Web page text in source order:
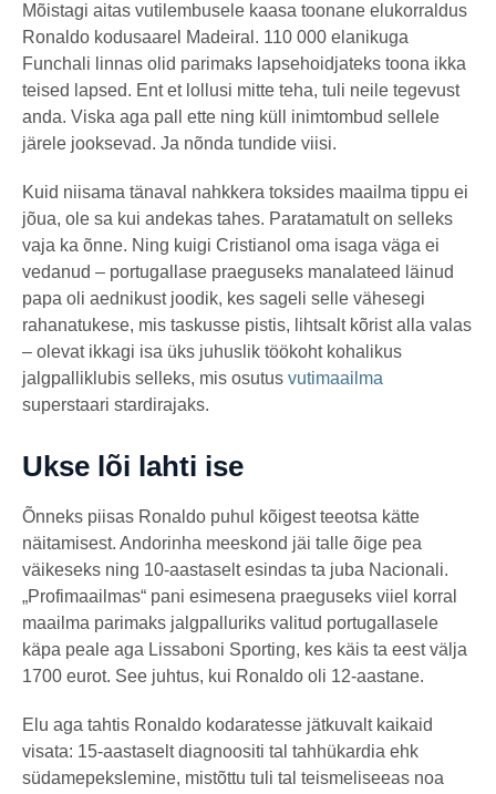
Mõistagi aitas vutilembusele kaasa toonane elukorraldus
Ronaldo kodusaarel Madeiral. 110 000 elanikuga
Funchali linnas olid parimaks lapsehoidjateks toona ikka
teised lapsed. Ent et lollusi mitte teha, tuli neile tegevust
anda. Viska aga pall ette ning küll inimtombud sellele
järele jooksevad. Ja nõnda tundide viisi.
Kuid niisama tänaval nahkkera toksides maailma tippu ei
jõua, ole sa kui andekas tahes. Paratamatult on selleks
vaja ka õnne. Ning kuigi Cristianol oma isaga väga ei
vedanud – portugallase praeguseks manalateed läinud
papa oli aednikust joodik, kes sageli selle vähesegi
rahanatukese, mis taskusse pistis, lihtsalt kõrist alla valas
– olevat ikkagi isa üks juhuslik töökoht kohalikus
jalgpalliklubis selleks, mis osutus vutimaailma
superstaari stardirajaks.
Ukse lõi lahti ise
Õnneks piisas Ronaldo puhul kõigest teeotsa kätte
näitamisest. Andorinha meeskond jäi talle õige pea
väikeseks ning 10-aastaselt esindas ta juba Nacionali.
„Profimaailmas“ pani esimesena praeguseks viiel korral
maailma parimaks jalgpalluriks valitud portugallasele
käpa peale aga Lissaboni Sporting, kes käis ta eest välja
1700 eurot. See juhtus, kui Ronaldo oli 12-aastane.
Elu aga tahtis Ronaldo kodaratesse jätkuvalt kaikaid
visata: 15-aastaselt diagnoositi tal tahhükardia ehk
südamepekslemine, mistõttu tuli tal teismeliseeas noa